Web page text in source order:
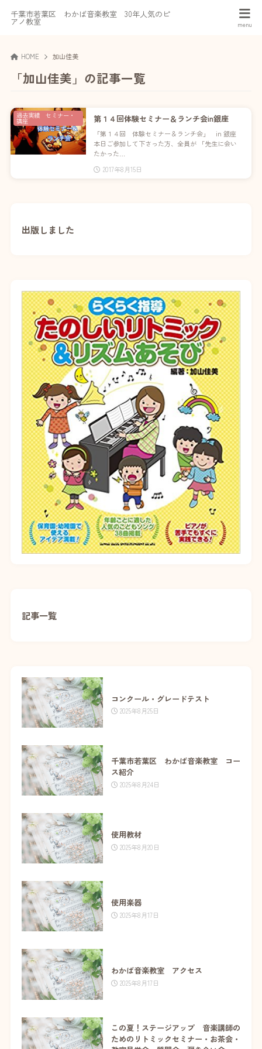
千葉市若葉区 わかば音楽教室 30年人気のピ
アノ教室
HOME 加山佳美
「加山佳美」の記事一覧
第１４回体験セミナー＆ランチ会in銀座
「第１４回 体験セミナー＆ランチ会」 in 銀座
本日ご参加して下さった方、全員が 「先生に会い
たかった…
2017年8月15日
過去実績 セミナー・
講座
出版しました
記事一覧
コンクール・グレードテスト
2025年8月25日
千葉市若葉区 わかば音楽教室 コー
ス紹介
2025年8月24日
使用教材
2025年8月20日
使用楽器
2025年8月17日
わかば音楽教室 アクセス
2025年8月17日
この夏！ステージアップ 音楽講師の
ためのリトミックセミナー・お茶会・